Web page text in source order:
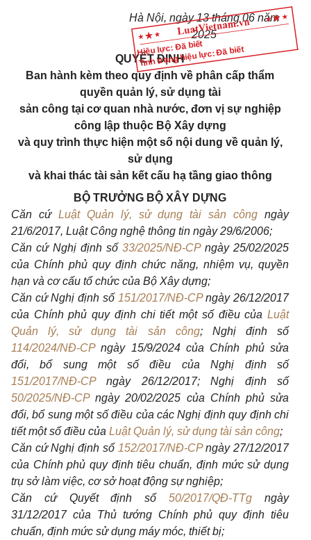
Hiệu lực: Đã biết
Tình trạng hiệu lực: Đã biết
Hà Nội, ngày 13 tháng 06 năm
2025
QUYẾT ĐỊNH
Ban hành kèm theo quy định về phân cấp thẩm
quyền quản lý, sử dụng tài
sản công tại cơ quan nhà nước, đơn vị sự nghiệp
công lập thuộc Bộ Xây dựng
và quy trình thực hiện một số nội dung về quản lý,
sử dụng
và khai thác tài sản kết cấu hạ tầng giao thông
BỘ TRƯỞNG BỘ XÂY DỰNG
Căn cứ Luật Quản lý, sử dụng tài sản công ngày
21/6/2017, Luật Công nghệ thông tin ngày 29/6/2006;
Căn cứ Nghị định số 33/2025/NĐ-CPngày 25/02/2025
của Chính phủ quy định chức năng, nhiệm vụ, quyền
hạn và cơ cấu tổ chức của Bộ Xây dựng;
Căn cứ Nghị định số 151/2017/NĐ-CPngày 26/12/2017
của Chính phủ quy định chi tiết một số điều của Luật
Quản lý, sử dụng tài sản công; Nghị định số
114/2024/NĐ-CPngày 15/9/2024 của Chính phủ sửa
đổi, bổ sung một số điều của Nghị định số
151/2017/NĐ-CPngày 26/12/2017; Nghị định số
50/2025/NĐ-CPngày 20/02/2025 của Chính phủ sửa
đổi, bổ sung một số điều của các Nghị định quy định chi
tiết một số điều của Luật Quản lý, sử dụng tài sản công;
Căn cứ Nghị định số 152/2017/NĐ-CPngày 27/12/2017
của Chính phủ quy định tiêu chuẩn, định mức sử dụng
trụ sở làm việc, cơ sở hoạt động sự nghiệp;
Căn cứ Quyết định số50/2017/QĐ-TTg ngày
31/12/2017 của Thủ tướng Chính phủ quy định tiêu
chuẩn, định mức sử dụng máy móc, thiết bị;